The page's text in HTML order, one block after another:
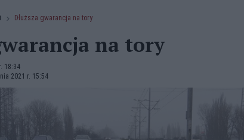
Dłuższa gwarancja na tory
na tory
18:34
2021 r. 15:54